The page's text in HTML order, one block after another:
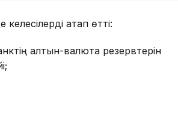
келесілерді атап өтті:
алтын-валюта резервтерін